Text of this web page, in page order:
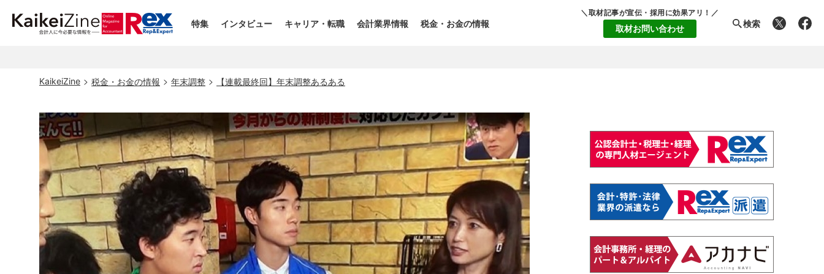
特集 インタビュー キャリア・転職 会計業界情報 税金・お金の情報
＼取材記事が宣伝・採用に効果アリ！／
取材お問い合わせ 検索
KaikeiZine 税金・お金の情報 年末調整 【連載最終回】年末調整あるある